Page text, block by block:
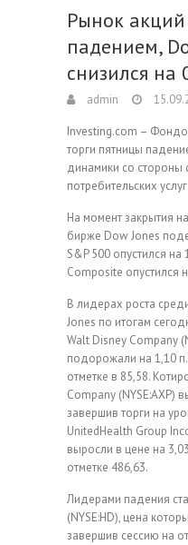
Рынок
падением,
снизился на
admin
Investing.com –
торги пятницы
динамики со стороны
потребительских
На момент закрытия
бирже Dow Jones
S&P 500 опустился на
Composite опустился
В лидерах роста
Jones по итогам
Walt Disney Company
подорожали на 1,10
отметке в 85,58.
Company (NYSE:AXP)
завершив торги на
UnitedHealth Group
выросли в цене на
отметке 486,63.
Лидерами падения
(NYSE:HD), цена
завершив сессию на